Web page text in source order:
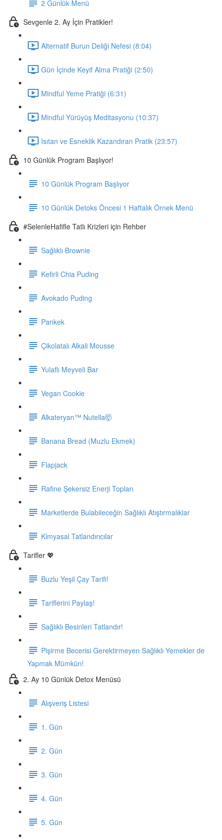
2 Günlük Menü
Sevgenle 2. Ay İçin Pratikler!
Alternatif Burun Deliği Nefesi (8:04)
Gün İçinde Keyif Alma Pratiği (2:50)
Mindful Yeme Pratiği (6:31)
Mindful Yürüyüş Meditasyonu (10:37)
Isıtan ve Esneklik Kazandıran Pratik (23:57)
10 Günlük Program Başlıyor!
10 Günlük Program Başlıyor
10 Günlük Detoks Öncesi 1 Haftalık Örnek Menü
#SelenleHafifle Tatlı Krizleri için Rehber
Sağlıklı Brownie
Kefirli Chia Puding
Avokado Puding
Pankek
Çikolatalı Alkali Mousse
Yulaflı Meyveli Bar
Vegan Cookie
Alkateryan™ Nutella🤯
Banana Bread (Muzlu Ekmek)
Flapjack
Rafine Şekersiz Enerji Topları
Marketlerde Bulabileceğin Sağlıklı Atıştırmalıklar
Kimyasal Tatlandırıcılar
Tarifler 💖
Buzlu Yeşil Çay Tarifi!
Tariflerini Paylaş!
Sağlıklı Besinleri Tatlandır!
Pişirme Becerisi Gerektirmeyen Sağlıklı Yemekler de
Yapmak Mümkün!
2. Ay 10 Günlük Detox Menüsü
Alışveriş Listesi
1. Gün
2. Gün
3. Gün
4. Gün
5. Gün